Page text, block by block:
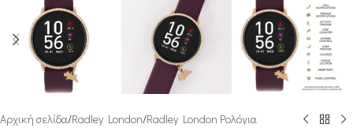
Αρχική σελίδα/Radley London/Radley London Ρολόγια